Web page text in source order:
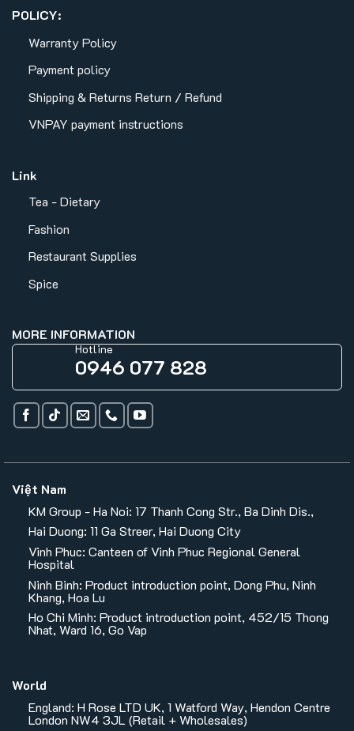
POLICY:
Warranty Policy
Payment policy
Shipping & Returns Return / Refund
VNPAY payment instructions
Link
Tea - Dietary
Fashion
Restaurant Supplies
Spice
MORE INFORMATION
Hotline
0946 077 828
Việt Nam
KM Group - Ha Noi: 17 Thanh Cong Str., Ba Dinh Dis.,
Hai Duong: 11 Ga Streer, Hai Duong City
Vinh Phuc: Canteen of Vinh Phuc Regional General
Hospital
Ninh Binh: Product introduction point, Dong Phu, Ninh
Khang, Hoa Lu
Ho Chi Minh: Product introduction point, 452/15 Thong
Nhat, Ward 16, Go Vap
World
England: H Rose LTD UK, 1 Watford Way, Hendon Centre
London NW4 3JL (Retail + Wholesales)